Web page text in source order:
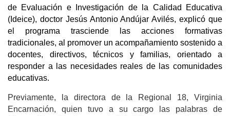
de Evaluación e Investigación de la Calidad Educativa
(Ideice), doctor Jesús Antonio Andújar Avilés, explicó que
el programa trasciende las acciones formativas
tradicionales, al promover un acompañamiento sostenido a
docentes, directivos, técnicos y familias, orientado a
responder a las necesidades reales de las comunidades
educativas.
Previamente, la directora de la Regional 18, Virginia
Encarnación, quien tuvo a su cargo las palabras de